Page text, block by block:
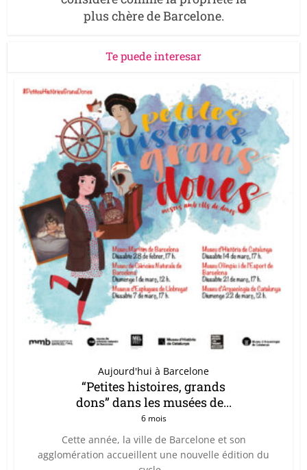
plus chère de Barcelone.
Te puede interesar
Aujourd'hui à Barcelone
“Petites histoires, grands
dons” dans les musées de...
6 mois
Cette année, la ville de Barcelone et son
agglomération accueillent une nouvelle édition du